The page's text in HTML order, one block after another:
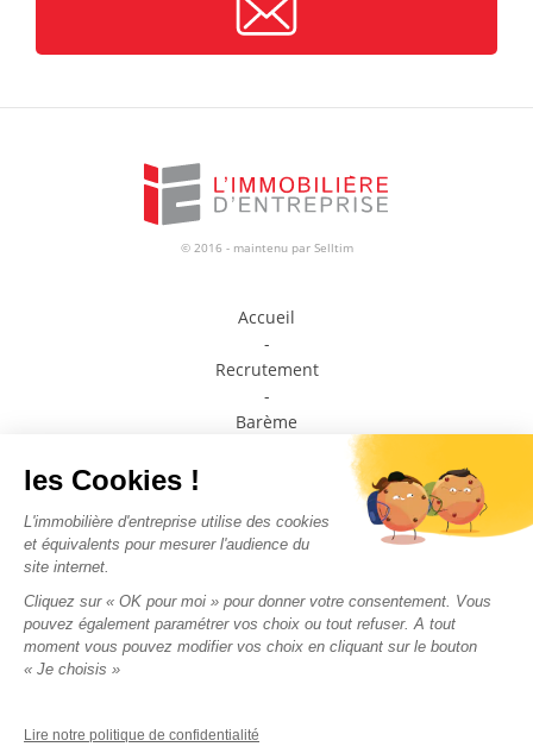
© 2016 - maintenu par Selltim
Accueil
-
Recrutement
-
Barème
Prendre contact avec un conseiller
Médiateur de la consommation
-
-
Mentions légales
-
Nous suivre sur les